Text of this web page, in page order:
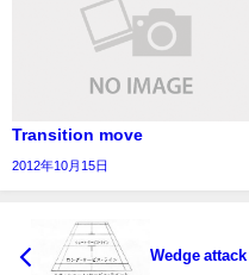
Transition move
2012年10月15日
Wedge attack